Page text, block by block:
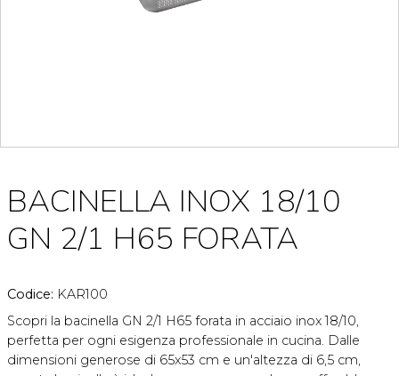
BACINELLA INOX 18/10
GN 2/1 H65 FORATA
Codice: KAR100
Scopri la bacinella GN 2/1 H65 forata in acciaio inox 18/10,
perfetta per ogni esigenza professionale in cucina. Dalle
dimensioni generose di 65x53 cm e un'altezza di 6,5 cm,